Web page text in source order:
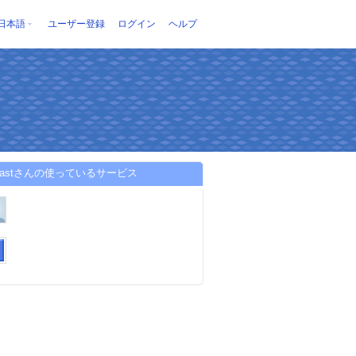
本語 ユーザー登録 ログイン ヘルプ
さんの使っているサービス